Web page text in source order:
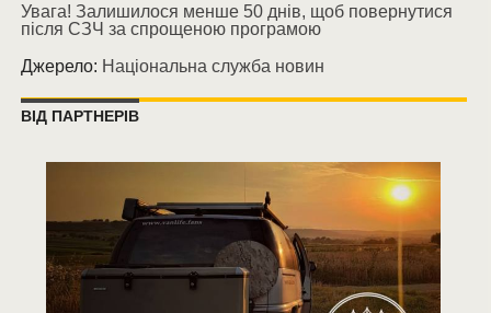
Увага! Залишилося менше 50 днів, щоб повернутися
після СЗЧ за спрощеною програмою
Джерело: Національна служба новин
ВІД ПАРТНЕРІВ